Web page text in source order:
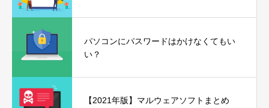
パソコンにパスワードはかけなくてもい
い？
【2021年版】マルウェアソフトまとめ